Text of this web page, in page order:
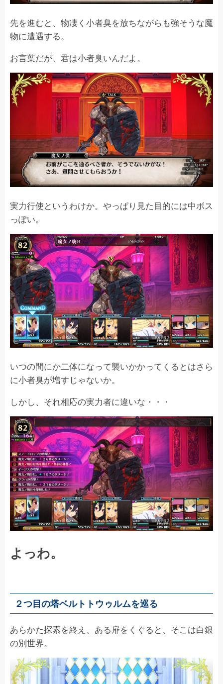
先を進むと、物凄く小者臭を放ちながらも強そうな魔
物に遭遇する。
お言葉だが、君は小者臭いんだよ。
実力行使というわけか。やっぱり見た目的には中ボス
っぽい。
いつの間にか二体になって襲いかかってくるとはさら
に小者臭が増すじゃないか。
しかし、それ相応の実力者に違いな・・・
よっわ。
２つ目の塔ベルトトウゥルムを巡る
あらかた探索を終え、ある扉をくぐると、そこは白銀
の別世界。